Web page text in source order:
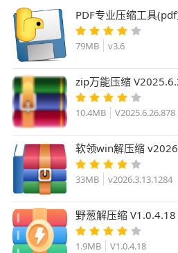
PDF专业压缩工具
79MB v3.6
zip万能压缩
10.4MB V2025.6.26.878
软领win解压缩
装版
33MB v2026.3.13.1284
野葱解压缩
1.9MB V1.0.4.18